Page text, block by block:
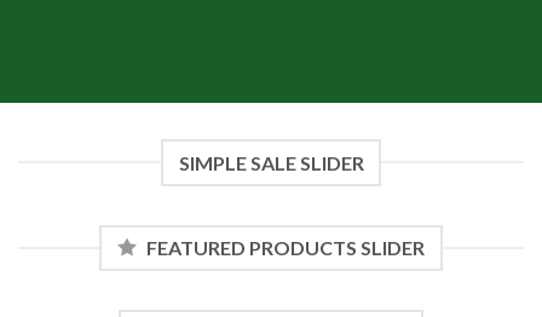
SIMPLE SALE SLIDER
FEATURED PRODUCTS SLIDER